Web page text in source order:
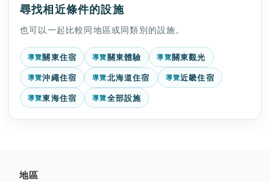
尋找相近條件的設施
也可以一起比較同地區或同類別的設施。
導覽關東住宿 導覽關東體驗 導覽關東觀光
導覽沖繩住宿 導覽北海道住宿 導覽近畿住宿
導覽東海住宿 導覽全部設施
地區